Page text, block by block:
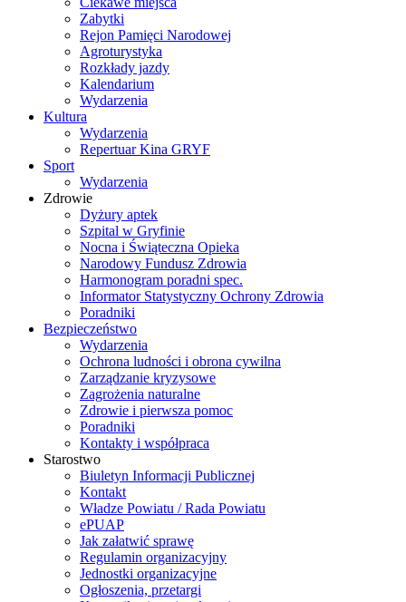
Zabytki
Rejon Pamięci Narodowej
Agroturystyka
Rozkłady jazdy
Kalendarium
Wydarzenia
Kultura
Wydarzenia
Repertuar Kina GRYF
Sport
Wydarzenia
Zdrowie
Dyżury aptek
Szpital w Gryfinie
Nocna i Świąteczna Opieka
Narodowy Fundusz Zdrowia
Harmonogram poradni spec.
Informator Statystyczny Ochrony Zdrowia
Poradniki
Bezpieczeństwo
Wydarzenia
Ochrona ludności i obrona cywilna
Zarządzanie kryzysowe
Zagrożenia naturalne
Zdrowie i pierwsza pomoc
Poradniki
Kontakty i współpraca
Starostwo
Biuletyn Informacji Publicznej
Kontakt
Władze Powiatu / Rada Powiatu
ePUAP
Jak załatwić sprawę
Regulamin organizacyjny
Jednostki organizacyjne
Ogłoszenia, przetargi